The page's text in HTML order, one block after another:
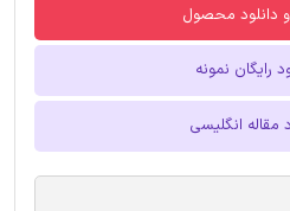
دانلود محصول
رایگان نمونه
مقاله انگلیسی